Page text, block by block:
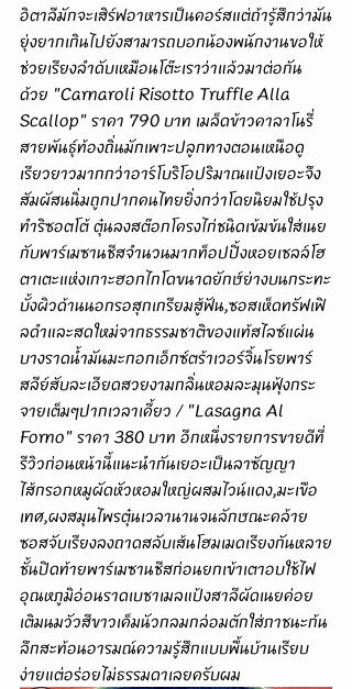
อิตาลีมักจะเสิร์ฟอาหารเป็นคอร์สแต่ถ้ารู้สึกว่ามัน
ยุ่งยากเกินไปยังสามารถบอกน้องพนักงานขอให้
ช่วยเรียงลำดับเหมือนโต๊ะเราว่าแล้วมาต่อกัน
ด้วย "Carnaroli Risotto Truffle Alla
Scallop" ราคา 790 บาท เมล็ดข้าวคาลาโนรี่
สายพันธุ์ท้องถิ่นมักเพาะปลูกทางตอนเหนือดู
เรียวยาวมากกว่าอาร์โบริโอปริมาณแป้งเยอะจึง
สัมผัสนนิ่มถูกปากคนไทยยิ่งกว่าโดยนิยมใช้ปรุง
ทำริซอตโต้ ตุ๋นลงสต๊อกโครงไก่ชนิดเข้มข้นใส่เนย
กับพาร์เมซานชีสจำนวนมากท็อปปิ้งหอยเชลล์โฮ
ตาเตะแห่งเกาะฮอกไกโดขนาดยักษ์ย่างบนกระทะ
บั้งผิวด้านนอกรอสุกเกรียมสู้ฟัน,ซอสเห็ดทรัฟเฟิ
ลดำและสดใหม่จากธรรมชาติของแท้สไลซ์แผ่น
บางราดน้ำมันมะกอกเอ็กซ์ตร้าเวอร์จิ้นโรยพาร์
สลีย์สับละเอียดสวยงามกลิ่นหอมละมุนฟุ้งกระ
จายเต็มๆปากเวลาเคี้ยว / "Lasagna Al
Forno" ราคา 380 บาท อีกหนึ่งรายการขายดีที่
รีวิวก่อนหน้านี้แนะนำกันเยอะเป็นลาซัญญา
ไส้กรอกหมูผัดหัวหอมใหญ่ผสมไวน์แดง,มะเขือ
เทศ,ผงสมุนไพรตุ๋นเวลานานจนลักษณะคล้าย
ซอสจับเรียงลงถาดสลับเส้นโฮมเมดเรียงกันหลาย
ชั้นปิดท้ายพาร์เมซานชีสก่อนยกเข้าเตาอบใช้ไฟ
อุณหภูมิอ่อนราดเบชาเมลแป้งสาลีผัดเนยค่อย
เติมนมวัวสีขาวเค็มนัวกลมกล่อมตักใส่ภาชนะก้น
ลึกสะท้อนอารมณ์ความรู้สึกแบบพื้นบ้านเรียบ
ง่ายแต่อร่อยไม่ธรรมดาเลยครับผม